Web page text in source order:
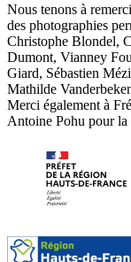
Nous tenons à
des photographies
Christophe Blondel,
Dumont, Vianney
Giard, Sébastien
Mathilde
Merci également à
Antoine Pohu pour la